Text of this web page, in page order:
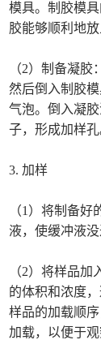
模具。制胶模
胶能够顺利地放
（2）制备凝
然后倒入制胶
气泡。倒入凝
子，形成加样孔
3. 加样
（1）将制备
液，使缓冲液没
（2）将样品
的体积和浓度
样品的加载顺
加载，以便于观